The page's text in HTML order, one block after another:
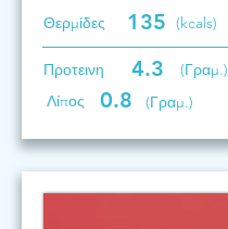
Θερμίδες 135 (kcals)
Προτεινη 4.3
(Γραμ.)
Λίπος
0.8 (Γραμ.)